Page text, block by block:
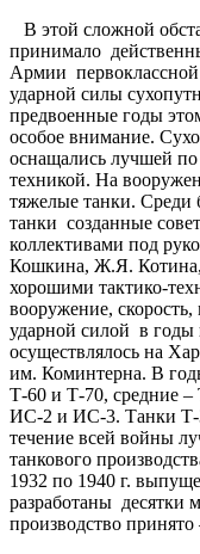
В этой сложной
принимало
Армии
ударной силы
предвоенные годы
особое внимание.
оснащались лучшей
техникой. На
тяжелые танки.
танки созданные
коллективами под
Кошкина, Ж.Я.
хорошими тактико-
вооружение,
ударной силой в годы
осуществлялось на
им. Коминтерна. В
Т-60 и Т-70, средние
ИС-2 и ИС-3. Танки Т-
течение всей войны
танкового
1932 по 1940 г.
разработаны десятки
производство